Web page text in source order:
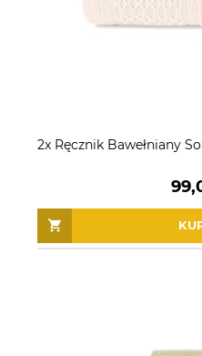
2x Ręcznik Bawełniany